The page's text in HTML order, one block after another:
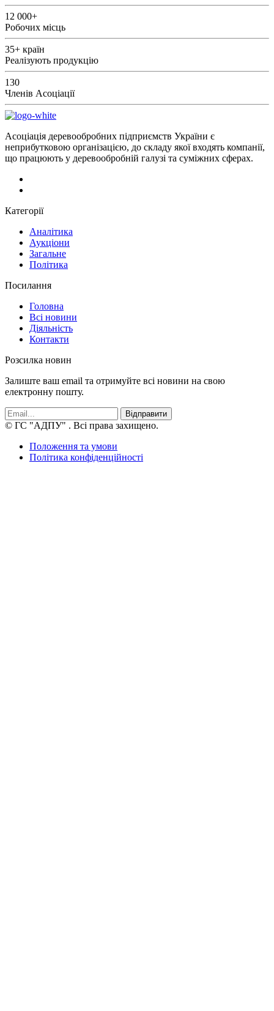
12 000+
Робочих місць
35+ країн
Реалізують продукцію
130
Членів Асоціації
Асоціація деревообробних підприємств України є
неприбутковою організацією, до складу якої входять компанії,
що працюють у деревообробній галузі та суміжних сферах.
Категорії
Аналітика
Аукціони
Загальне
Політика
Посилання
Головна
Всі новини
Діяльність
Контакти
Розсилка новин
Залиште ваш email та отримуйте всі новини на свою
електронну пошту.
Відправити
© ГС "АДПУ" . Всі права захищено.
Положення та умови
Політика конфіденційності